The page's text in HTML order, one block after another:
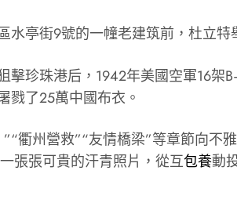
亭街9號的一幢老建筑前，杜立特
珍珠港后，1942年美國空軍16
戮了25萬中國布衣。
衢州營救”“友情橋梁”等章節向不
張張可貴的汗青照片，從互包養動